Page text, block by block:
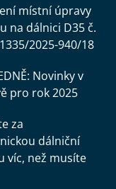
místní úpravy
na dálnici D35 č.
2025-940/18
Novinky v
pro rok 2025
za
dálniční
víc, než musíte